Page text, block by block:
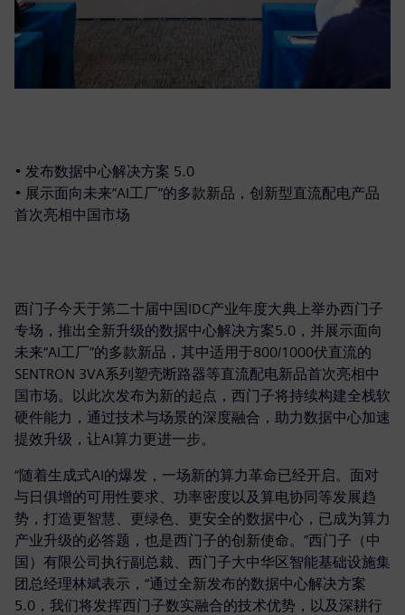
• 发布数据中心解决方案 5.0
• 展示面向未来“AI工厂”的多款新品，创新型直流配电产品
首次亮相中国市场
西门子今天于第二十届中国IDC产业年度大典上举办西门子
专场，推出全新升级的数据中心解决方案5.0，并展示面向
未来“AI工厂”的多款新品，其中适用于800/1000伏直流的
SENTRON 3VA系列塑壳断路器等直流配电新品首次亮相中
国市场。以此次发布为新的起点，西门子将持续构建全栈软
硬件能力，通过技术与场景的深度融合，助力数据中心加速
提效升级，让AI算力更进一步。
“随着生成式AI的爆发，一场新的算力革命已经开启。面对
与日俱增的可用性要求、功率密度以及算电协同等发展趋
势，打造更智慧、更绿色、更安全的数据中心，已成为算力
产业升级的必答题，也是西门子的创新使命。”西门子（中
国）有限公司执行副总裁、西门子大中华区智能基础设施集
团总经理林斌表示，“通过全新发布的数据中心解决方案
5.0，我们将发挥西门子数实融合的技术优势，以及深耕行